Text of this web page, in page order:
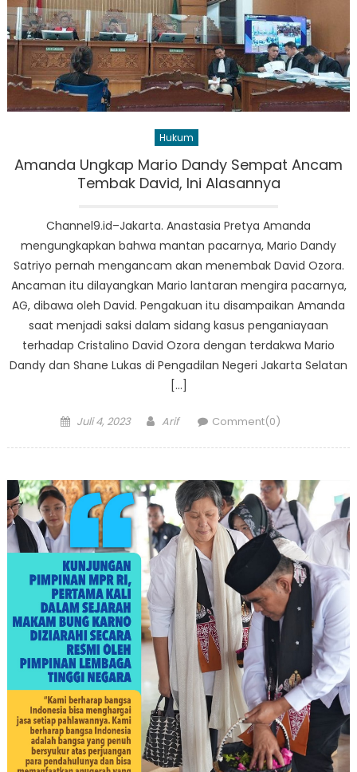
Hukum
Amanda Ungkap Mario Dandy Sempat Ancam
Tembak David, Ini Alasannya
Channel9.id–Jakarta. Anastasia Pretya Amanda
mengungkapkan bahwa mantan pacarnya, Mario Dandy
Satriyo pernah mengancam akan menembak David Ozora.
Ancaman itu dilayangkan Mario lantaran mengira pacarnya,
AG, dibawa oleh David. Pengakuan itu disampaikan Amanda
saat menjadi saksi dalam sidang kasus penganiayaan
terhadap Cristalino David Ozora dengan terdakwa Mario
Dandy dan Shane Lukas di Pengadilan Negeri Jakarta Selatan
[…]
Posted
Juli 4, 2023 Author
Arif Comment(0)